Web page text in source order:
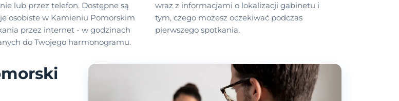
lub przez telefon. Dostępne są
osobiste w Kamieniu Pomorskim
przez internet - w godzinach
do Twojego harmonogramu.
wraz z informacjami o lokalizacji gabinetu i
tym, czego możesz oczekiwać podczas
pierwszego spotkania.